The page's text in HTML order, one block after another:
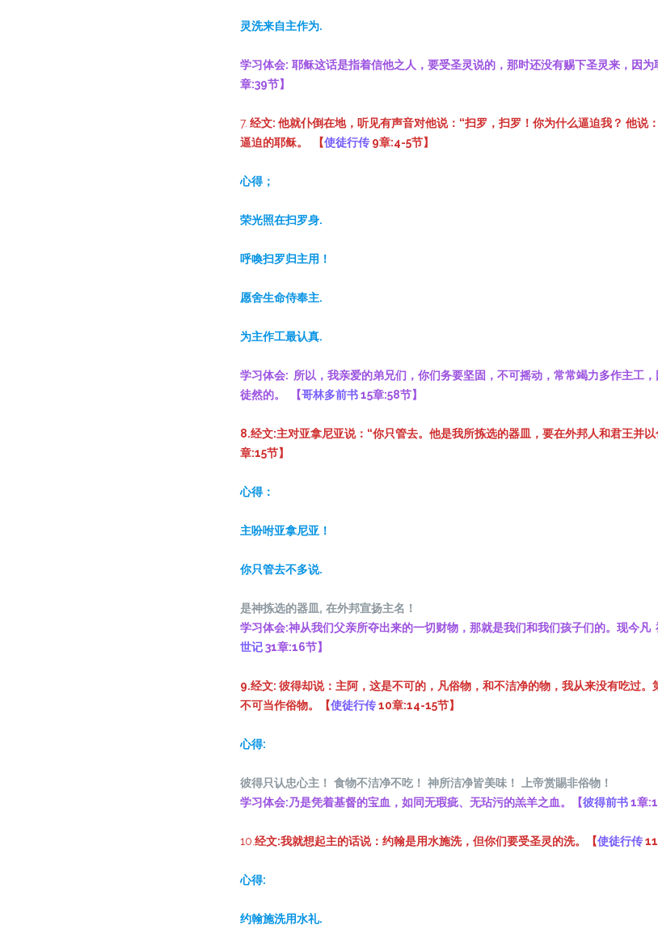
灵洗来自主作为.
学习体会: 耶稣这话是指着信他之人，要受圣灵说的，那时还没有赐下圣灵来，因为
章:39节】
7. 经文: 他就仆倒在地，听见有声音对他说：“扫罗，扫罗！你为什么逼迫我？ 他说
逼迫的耶稣。 【使徒行传 9章:4-5节】
心得；
荣光照在扫罗身.
呼喚扫罗归主用！
愿舍生命侍奉主.
为主作工最认真.
学习体会: 所以，我亲爱的弟兄们，你们务要坚固，不可摇动，常常竭力多作主工
徒然的。 【哥林多前书15章:58节】
8.经文:主对亚拿尼亚说：“你只管去。他是我所拣选的器皿，要在外邦人和君王并
章:15节】
心得：
主吩咐亚拿尼亚！
你只管去不多说.
是神拣选的器皿 , 在外邦宣扬主名 ！
学习体会:神从我们父亲所夺出来的一切财物，那就是我们和我们孩子们的。现今凡
世记31章:16节】
9.经文: 彼得却说：主阿，这是不可的，凡俗物，和不洁净的物，我从来没有吃过
不可当作俗物。【使徒行传10章:14-15节】
心得:
彼得只认忠心主 ！ 食物不洁净不吃 ！ 神所洁净皆美味 ！ 上帝赏賜非俗物 ！
学习体会:乃是凭着基督的宝血，如同无瑕疵、无玷污的羔羊之血。【彼得前书1章
10. 经文:我就想起主的话说：约翰是用水施洗，但你们要受圣灵的洗。【使徒行传
心得:
约翰施洗用水礼.